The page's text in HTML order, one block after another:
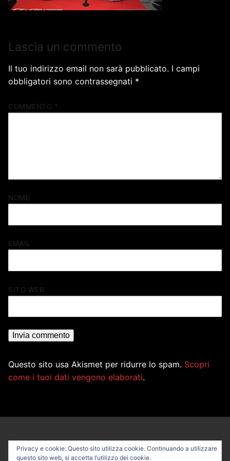
Lascia un commento
Il tuo indirizzo email non sarà pubblicato. I campi
obbligatori sono contrassegnati *
COMMENTO *
NOME
EMAIL
SITO WEB
Questo sito usa Akismet per ridurre lo spam. Scopri
come i tuoi dati vengono elaborati.
Privacy e cookie: Questo sito utilizza cookie. Continuando a utilizzare
questo sito web, si accetta l’utilizzo dei cookie.